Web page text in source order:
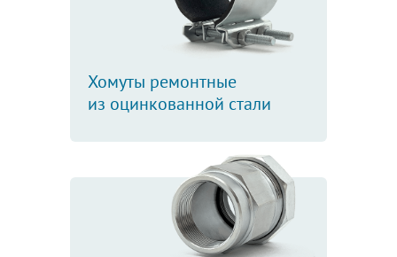
Хомуты ремонтные
из оцинкованной стали